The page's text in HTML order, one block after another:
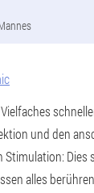
und den
alles